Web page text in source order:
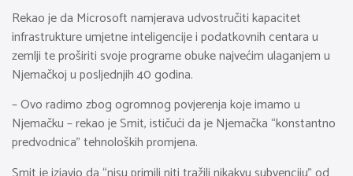
Rekao je da Microsoft namjerava udvostručiti kapacitet
infrastrukture umjetne inteligencije i podatkovnih centara u
zemlji te proširiti svoje programe obuke najvećim ulaganjem u
Njemačkoj u posljednjih 40 godina.
– Ovo radimo zbog ogromnog povjerenja koje imamo u
Njemačku – rekao je Smit, ističući da je Njemačka “konstantno
predvodnica” tehnoloških promjena.